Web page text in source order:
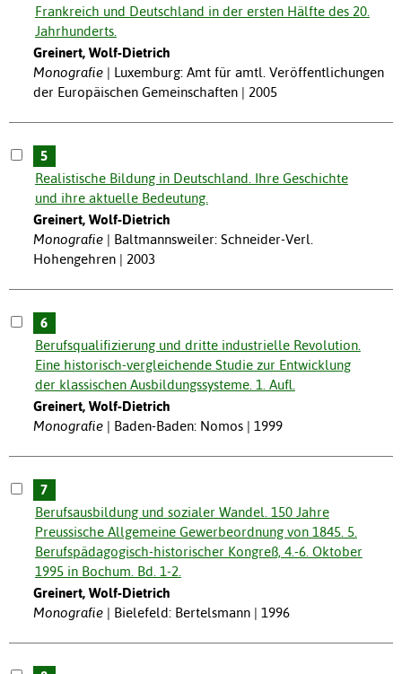
Frankreich und Deutschland in der ersten Hälfte des 20.
Jahrhunderts.
Greinert, Wolf-Dietrich
Monografie
Luxemburg: Amt für amtl. Veröffentlichungen
der Europäischen Gemeinschaften | 2005
5
Realistische Bildung in Deutschland. Ihre Geschichte
und ihre aktuelle Bedeutung.
Greinert, Wolf-Dietrich
Monografie
Baltmannsweiler: Schneider-Verl.
Hohengehren | 2003
6
Berufsqualifizierung und dritte industrielle Revolution.
Eine historisch-vergleichende Studie zur Entwicklung
der klassischen Ausbildungssysteme. 1. Aufl.
Greinert, Wolf-Dietrich
Monografie
Baden-Baden: Nomos | 1999
7
Berufsausbildung und sozialer Wandel. 150 Jahre
Preussische Allgemeine Gewerbeordnung von 1845. 5.
Berufspädagogisch-historischer Kongreß, 4.-6. Oktober
1995 in Bochum. Bd. 1-2.
Greinert, Wolf-Dietrich
Monografie
Bielefeld: Bertelsmann | 1996